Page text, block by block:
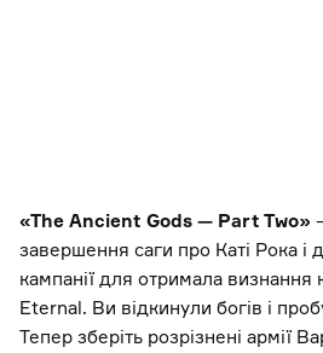
«The Ancient Gods — Part Two»
завершення саги про Каті Рока і
кампанії для отримала визнання
Eternal. Ви відкинули богів і
Тепер зберіть розрізнені армії